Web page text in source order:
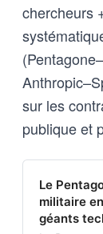
chercheurs
sur les
publique et
Le
militaire
géants